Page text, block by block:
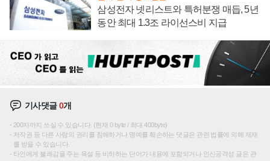
삼성전자 넷리스트와 특허분쟁 매듭, 5년
동안 최대 1.3조 라이선스비 지급
기사댓글0개
200자까지 쓰실 수 있습니다. (현재 0 byte / 최대 400byte)
저작권 등 다른 사람의 권리를 침해하거나 명예를 훼손하는 댓글은 관련 법률에 의해 제재
를 받을 수 있습니다.
타인에게 불쾌감을 주는 욕설 등 비하하는 단어가 내용에 포함되거나 인신공격성 글은 관